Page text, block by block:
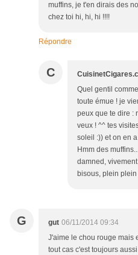
muffins, je t'en dirais des
chez toi hi, hi, hi !!!!
Répondre
C
Quel gentil
toute émue ! je
peux que te dire :
veux ! ^^ tes
soleil :)) et on en
Hmm des
damned,
bisous, plein
G gut 06/11/2014 09:34
J'aime le chou rouge mais
tout cas c'est toujours